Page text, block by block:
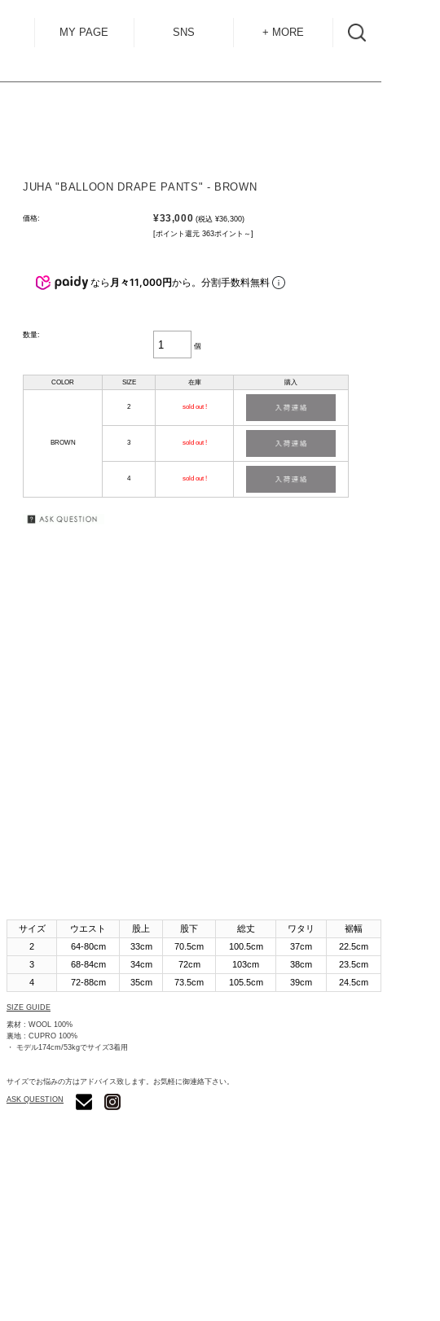
MY PAGE SNS + MORE
CONTACT
JUHA "BALLOON DRAPE PANTS" - BROWN
価格: ¥33,000 (税込 ¥36,300)
[ポイント還元 363ポイント～]
なら 月々11,000円から。分割手数料無料
数量:
個
COLOR SIZE 在庫 購入
BROWN
2 sold out !
3 sold out !
4 sold out !
サイズ ウエスト 股上 股下 総丈 ワタリ
裾幅
2
64-80cm 33cm 70.5cm 100.5cm 37cm
22.5cm
3
68-84cm 34cm 72cm 103cm 38cm
23.5cm
4
72-88cm 35cm 73.5cm 105.5cm 39cm 24.5cm
SIZE GUIDE
素材 : WOOL 100%
裏地 : CUPRO 100%
・ モデル174cm/53kgでサイズ3着用
サイズでお悩みの方はアドバイス致します。お気軽に御連絡下さい。
ASK QUESTION